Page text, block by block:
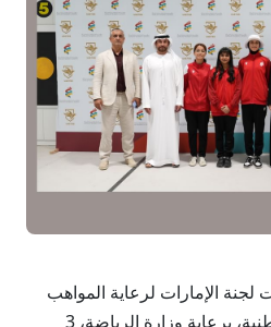
وقعت لجنة الإمارات لرعاية المواهب
الرياضية ودعم الرياضة الوطنية، برعاية وزارة الرياضة، 3